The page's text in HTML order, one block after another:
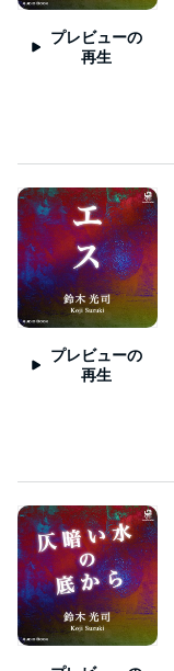
プレビューの
再生
プレビューの
再生